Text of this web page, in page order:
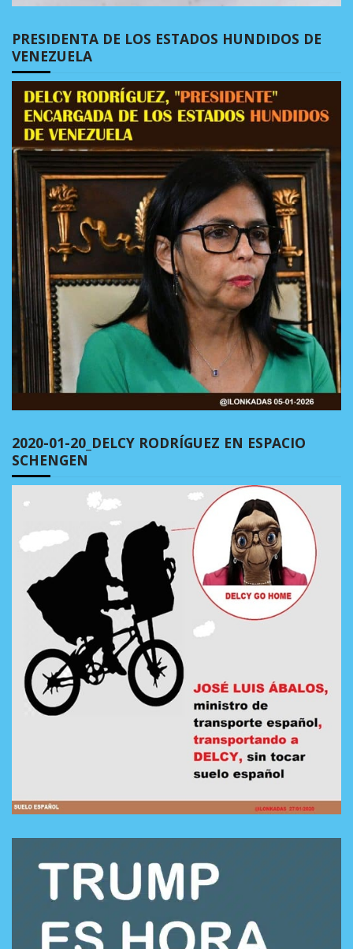
PRESIDENTA DE LOS ESTADOS HUNDIDOS DE
VENEZUELA
2020-01-20_DELCY RODRÍGUEZ EN ESPACIO
SCHENGEN